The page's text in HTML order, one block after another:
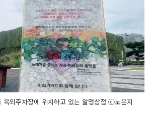
옥외주차장에 위치하고 있는 알맹상점 ⓒ노윤지